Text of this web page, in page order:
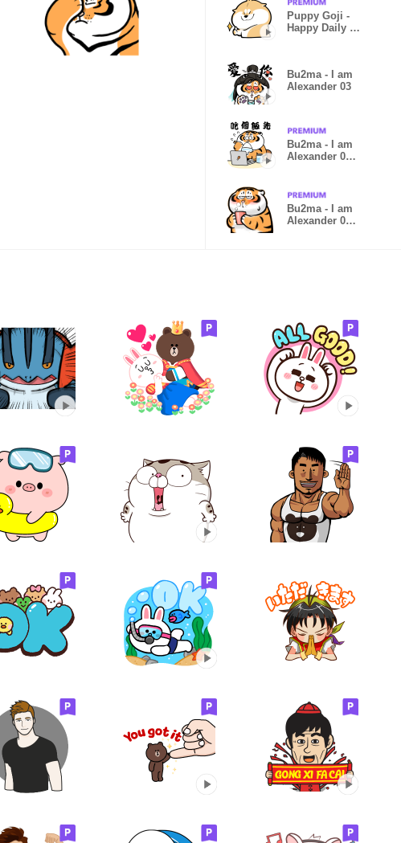
Puppy Goji -
Happy Daily 01
Bu2ma - I am
Alexander 03
Bu2ma - I am
Alexander 04 -
Bu2ma - I am
Alexander 05 -